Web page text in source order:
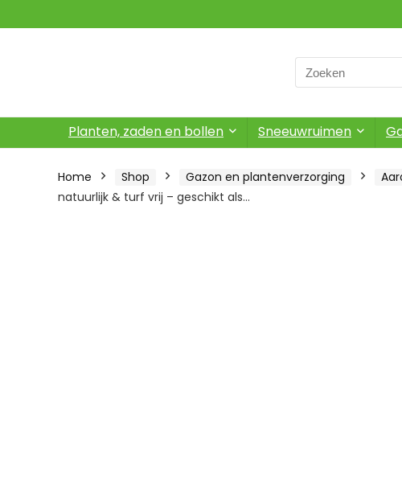
Search
for:
Planten, zaden en bollen Sneeuwruimen
Home Shop Gazon en plantenverzorging
natuurlijk & turf vrij – geschikt als…